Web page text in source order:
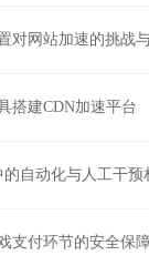
对网站加速的挑战
搭建CDN加速平台
的自动化与人工干预
支付环节的安全保